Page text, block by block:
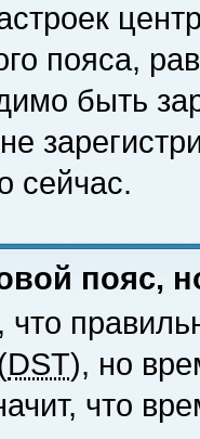
пояса,
быть
сейчас.
пояс,
DST), но
что